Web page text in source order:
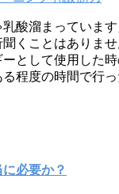
乳酸溜まっていま
くことはありま
として使用した時
程度の時間で行
必要か？